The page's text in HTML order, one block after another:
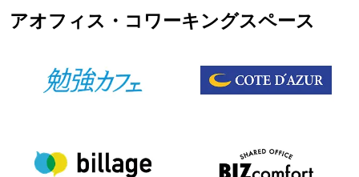
アオフィス・コワーキングスペース